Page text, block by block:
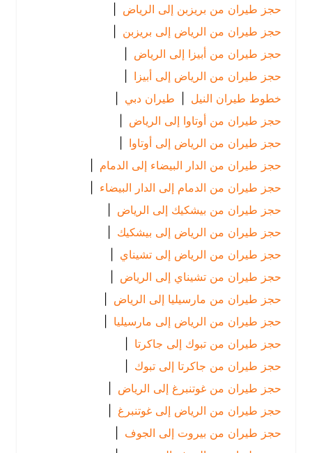
حجز طيران من بريزبن إلى الرياض
|
حجز طيران من الرياض إلى بريزبن |
حجز طيران من أبيزا إلى الرياض
|
حجز طيران من الرياض إلى أبيزا
خطوط طيران النيل | طيران دبي |
حجز طيران من أوتاوا إلى الرياض
|
حجز طيران من الرياض إلى أوتاوا |
حجز طيران من الدار البيضاء إلى الدمام
|
حجز طيران من الدمام إلى الدار البيضاء |
حجز طيران من بيشكيك إلى الرياض
|
حجز طيران من الرياض إلى بيشكيك |
حجز طيران من الرياض إلى تشيناي |
حجز طيران من تشيناي إلى الرياض
|
حجز طيران من مارسيليا إلى الرياض
|
حجز طيران من الرياض إلى مارسيليا |
حجز طيران من تبوك إلى جاكرتا
|
حجز طيران من جاكرتا إلى تبوك
|
حجز طيران من غوتنبرغ إلى الرياض
|
حجز طيران من الرياض إلى غوتنبرغ |
حجز طيران من بيروت إلى الجوف |